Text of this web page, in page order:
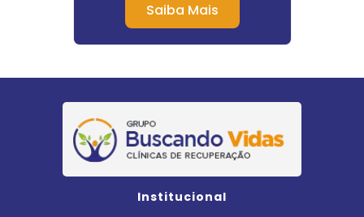
Saiba Mais
Institucional